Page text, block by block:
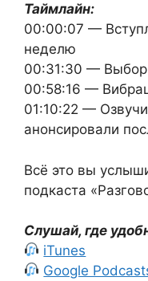
Таймлайн:
00:00:07 —
неделю
00:31:30 — Выбор
00:58:16 —
01:10:22 —
анонсировали
Всё это вы
подкаста
Слушай, где
iTunes
Google